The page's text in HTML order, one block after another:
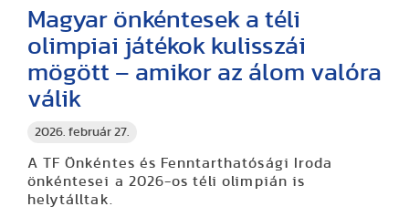
2026. február 27.
Magyar önkéntesek a téli
olimpiai játékok kulisszái
mögött – amikor az álom valóra
válik
A TF Önkéntes és Fenntarthatósági Iroda
önkéntesei a 2026-os téli olimpián is
helytálltak.